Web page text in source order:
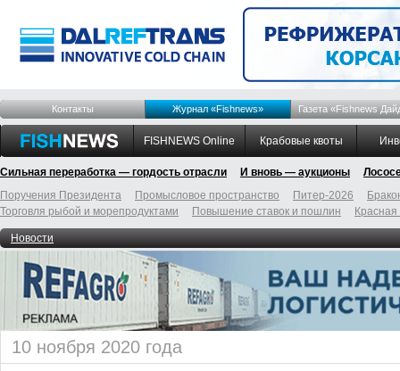
Контакты Журнал «Fishnews» Газета «Fishnews
FISHNEWS Online Крабовые квоты
Сильная переработка — гордость отрасли И вновь — аукционы
Поручения Президента
Промысловое пространство Питер-2026
Торговля рыбой и морепродуктами
Повышение ставок и пошлин
Новости
10 ноября 2020 года